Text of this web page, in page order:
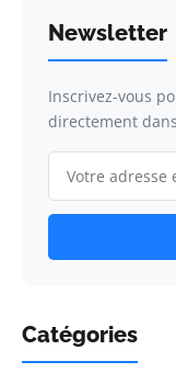
Newsletter
Inscrivez-vous
directement
Catégories